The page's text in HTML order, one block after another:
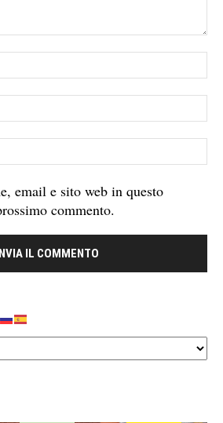
email e sito web in questo
commento.